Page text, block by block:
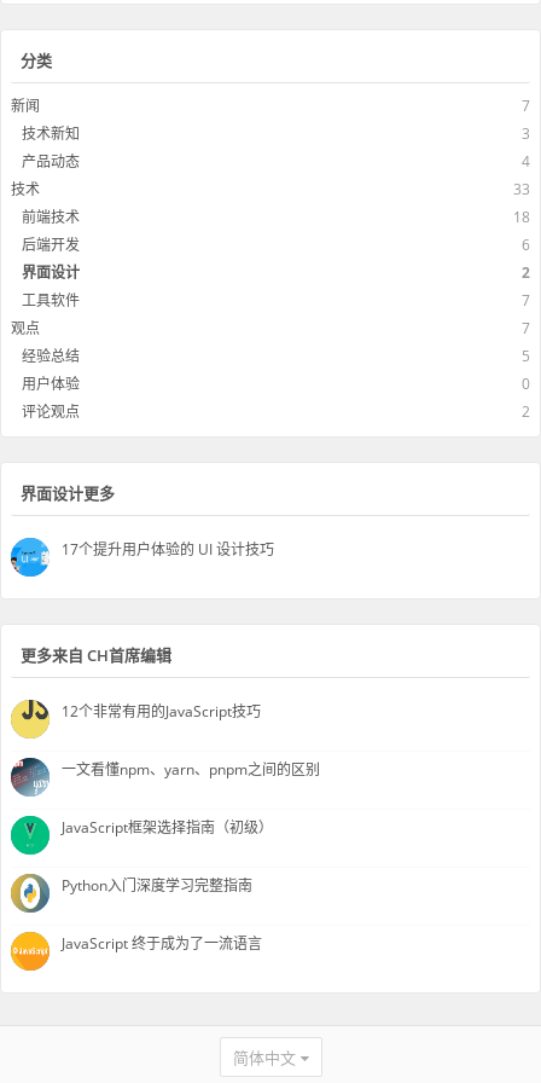
分类
新闻
7
技术新知
3
产品动态
4
技术
33
前端技术
18
后端开发
6
界面设计
2
工具软件
7
观点
7
经验总结
5
用户体验
0
评论观点
2
界面设计更多
17个提升用户体验的 UI 设计技巧
更多来自 CH首席编辑
12个非常有用的JavaScript技巧
一文看懂npm、yarn、pnpm之间的区别
JavaScript框架选择指南（初级）
Python入门深度学习完整指南
JavaScript 终于成为了一流语言
简体中文